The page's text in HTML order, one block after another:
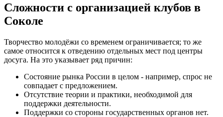
Сложности с организацией клубов в
Соколе
Творчество молодёжи со временем ограничивается; то же
самое относится к отведению отдельных мест под центры
досуга. На это указывает ряд причин:
Состояние рынка России в целом - например, спрос не
совпадает с предложением.
Отсутствие теории и практики, необходимой для
поддержки деятельности.
Поддержки со стороны государственных органов нет.